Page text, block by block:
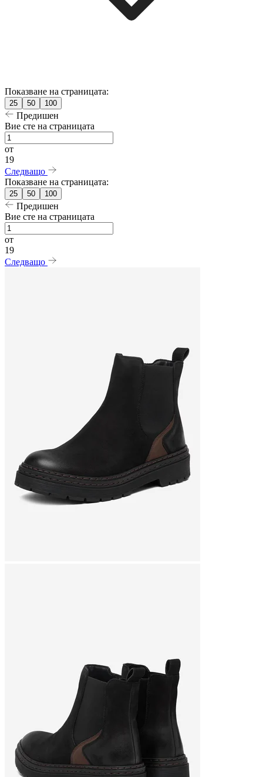
Показване на страницата:
25 50 100
Предишен
Вие сте на страницата
от
19
Следващо
Показване на страницата:
25 50 100
Предишен
Вие сте на страницата
от
19
Следващо